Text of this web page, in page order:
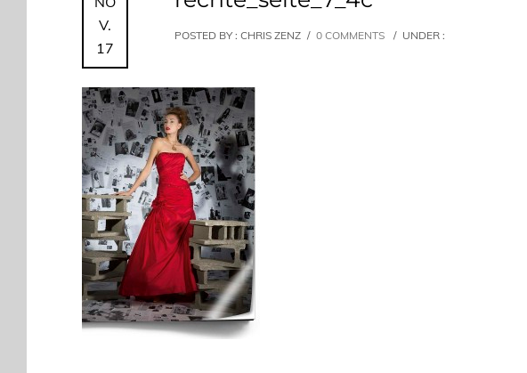
V.
17
POSTED BY : CHRIS ZENZ / 0 COMMENTS / UNDER :